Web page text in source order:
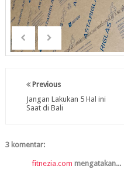
Previous
Jangan Lakukan 5 Hal ini
Saat di Bali
3 komentar:
fitnezia.com mengatakan...